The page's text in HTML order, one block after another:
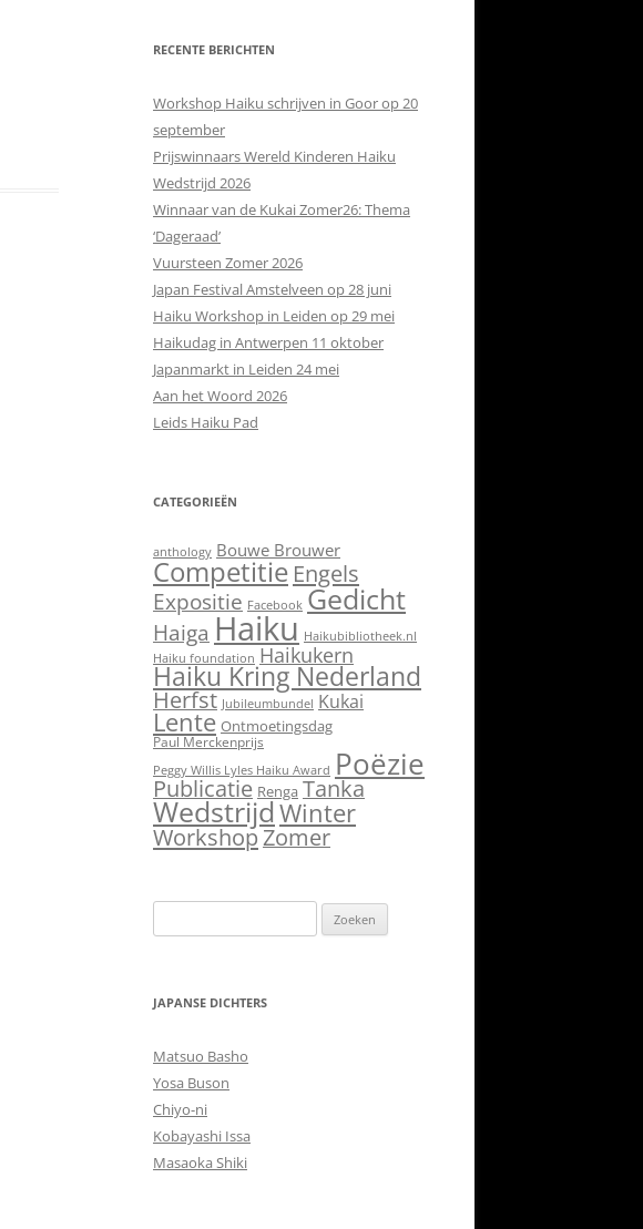
RECENTE BERICHTEN
Workshop Haiku schrijven in Goor op 20
september
Prijswinnaars Wereld Kinderen Haiku
Wedstrijd 2026
Winnaar van de Kukai Zomer26: Thema
‘Dageraad’
Vuursteen Zomer 2026
Japan Festival Amstelveen op 28 juni
Haiku Workshop in Leiden op 29 mei
Haikudag in Antwerpen 11 oktober
Japanmarkt in Leiden 24 mei
Aan het Woord 2026
Leids Haiku Pad
CATEGORIEËN
anthology Bouwe Brouwer
Competitie Engels
Expositie Facebook Gedicht
Haiga Haiku Haikubibliotheek.nl
Haiku foundation Haikukern
Haiku Kring Nederland
Herfst Jubileumbundel Kukai
Lente Ontmoetingsdag
Paul Merckenprijs
Peggy Willis Lyles Haiku Award Poëzie
Publicatie Renga Tanka
WedstrijdWinter
WorkshopZomer
naar:
JAPANSE DICHTERS
Matsuo Basho
Yosa Buson
Chiyo-ni
Kobayashi Issa
Masaoka Shiki